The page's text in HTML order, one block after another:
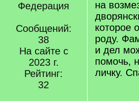
Федерация
Сообщений:
38
На сайте с
2023 г.
Рейтинг:
32
на
которое
роду.
и дел
помочь,
личку.